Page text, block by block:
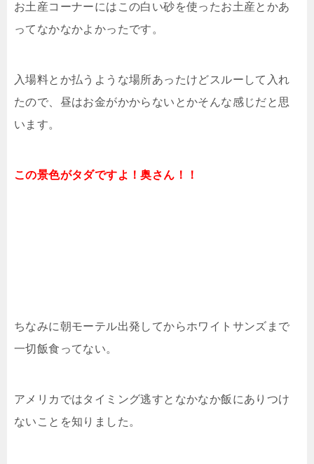
お土産コーナーにはこの白い砂を使ったお土産とかあ
ってなかなかよかったです。
入場料とか払うような場所あったけどスルーして入れ
たので、昼はお金がかからないとかそんな感じだと思
います。
この景色がタダですよ！奥さん！！
ちなみに朝モーテル出発してからホワイトサンズまで
一切飯食ってない。
アメリカではタイミング逃すとなかなか飯にありつけ
ないことを知りました。